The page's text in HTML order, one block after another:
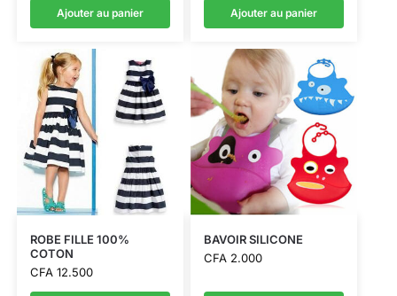
Ajouter au panier Ajouter au panier
ROBE FILLE 100%
COTON
CFA12.500
BAVOIR SILICONE
CFA2.000